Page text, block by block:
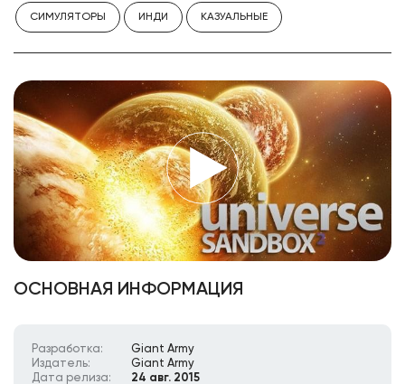
СИМУЛЯТОРЫ ИНДИ КАЗУАЛЬНЫЕ
ОСНОВНАЯ ИНФОРМАЦИЯ
Разработка:
Giant Army
Издатель:
Giant Army
Дата релиза:
24 авг. 2015